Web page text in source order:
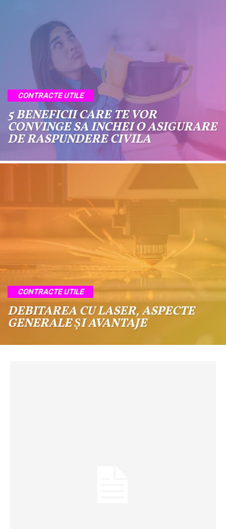
CONTRACTE UTILE
5 BENEFICII CARE TE VOR
CONVINGE SA INCHEI O ASIGURARE
DE RASPUNDERE CIVILA
CONTRACTE UTILE
DEBITAREA CU LASER, ASPECTE
GENERALE ȘI AVANTAJE